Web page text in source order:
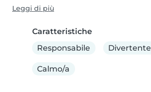
Leggi di più
Caratteristiche
Responsabile
Divertente
Calmo/a